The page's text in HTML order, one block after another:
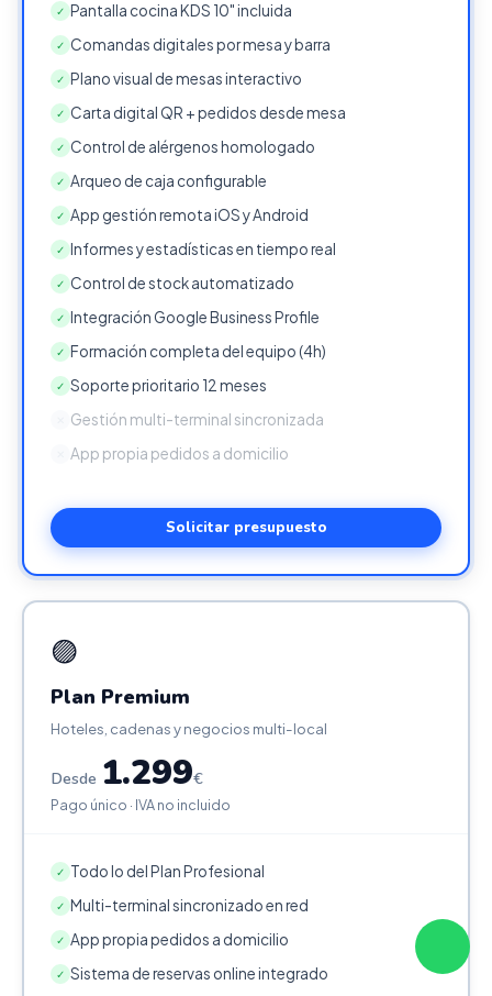
✓ Pantalla cocina KDS 10" incluida
✓ Comandas digitales por mesa y barra
✓ Plano visual de mesas interactivo
✓ Carta digital QR + pedidos desde mesa
✓ Control de alérgenos homologado
✓ Arqueo de caja configurable
✓ App gestión remota iOS y Android
✓ Informes y estadísticas en tiempo real
✓ Control de stock automatizado
✓ Integración Google Business Profile
✓ Formación completa del equipo (4h)
✓ Soporte prioritario 12 meses
Gestión multi-terminal sincronizada
App propia pedidos a domicilio
Solicitar presupuesto
🟣
Plan Premium
Hoteles, cadenas y negocios multi-local
Desde 1.299€
Pago único · IVA no incluido
✓ Todo lo del Plan Profesional
✓ Multi-terminal sincronizado en red
✓ App propia pedidos a domicilio
✓ Sistema de reservas online integrado